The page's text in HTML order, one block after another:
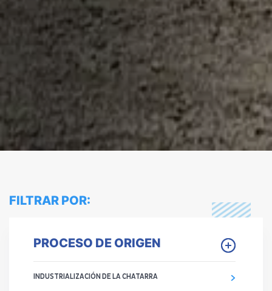
FILTRAR POR:
PROCESO DE ORIGEN
INDUSTRIALIZACIÓN DE LA CHATARRA